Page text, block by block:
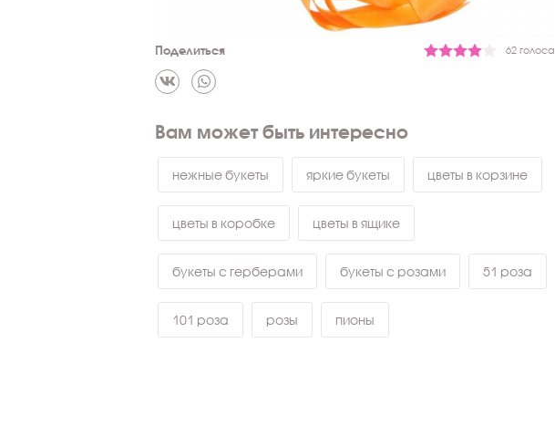
Поделиться
Вам может быть интересно
нежные букеты яркие букеты цветы в корзине
цветы в коробке цветы в ящике
букеты с герберами букеты с розами 51 роза
101 роза розы пионы
62 голоса